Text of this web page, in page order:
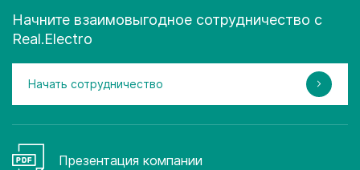
Начните взаимовыгодное сотрудничество с
Real.Electro
Начать сотрудничество
Презентация компании